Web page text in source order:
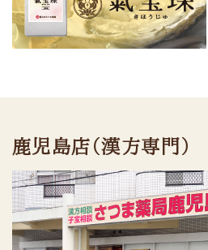
鹿児島店（漢方専門）